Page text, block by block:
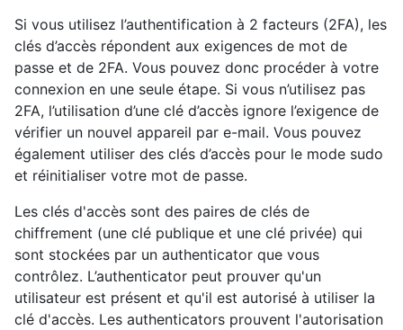
Si vous utilisez l’authentification à 2 facteurs (2FA), les
clés d’accès répondent aux exigences de mot de
passe et de 2FA. Vous pouvez donc procéder à votre
connexion en une seule étape. Si vous n’utilisez pas
2FA, l’utilisation d’une clé d’accès ignore l’exigence de
vérifier un nouvel appareil par e-mail. Vous pouvez
également utiliser des clés d’accès pour le mode sudo
et réinitialiser votre mot de passe.
Les clés d'accès sont des paires de clés de
chiffrement (une clé publique et une clé privée) qui
sont stockées par un authenticator que vous
contrôlez. L’authenticator peut prouver qu'un
utilisateur est présent et qu'il est autorisé à utiliser la
clé d'accès. Les authenticators prouvent l'autorisation